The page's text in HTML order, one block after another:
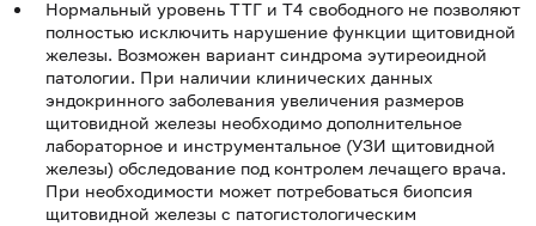
Нормальный уровень ТТГ и Т4 свободного не позволяют
полностью исключить нарушение функции щитовидной
железы. Возможен вариант синдрома эутиреоидной
патологии. При наличии клинических данных
эндокринного заболевания увеличения размеров
щитовидной железы необходимо дополнительное
лабораторное и инструментальное (УЗИ щитовидной
железы) обследование под контролем лечащего врача.
При необходимости может потребоваться биопсия
щитовидной железы с патогистологическим